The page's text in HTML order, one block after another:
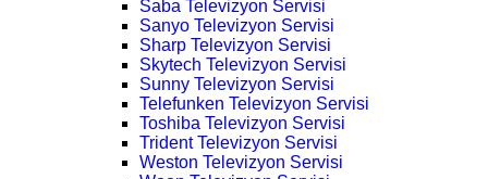
Saba Televizyon Servisi
Sanyo Televizyon Servisi
Sharp Televizyon Servisi
Skytech Televizyon Servisi
Sunny Televizyon Servisi
Telefunken Televizyon Servisi
Toshiba Televizyon Servisi
Trident Televizyon Servisi
Weston Televizyon Servisi